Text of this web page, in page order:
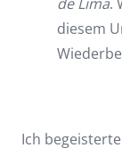
diesem
Ich